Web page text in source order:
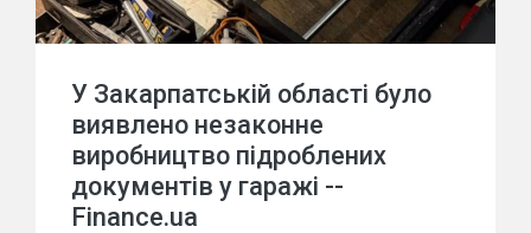
У Закарпатській області було
виявлено незаконне
виробництво підроблених
документів у гаражі --
Finance.ua